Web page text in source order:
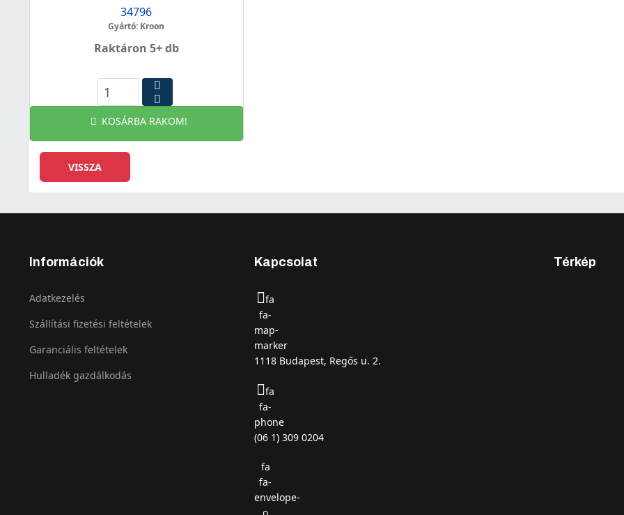
34796
Gyártó: Kroon
Raktáron 5+ db
KOSÁRBA RAKOM!
Információk
Adatkezelés
Szállítási fizetési feltételek
Garanciális feltételek
Hulladék gazdálkodás
Kapcsolat
fa
fa-
map-
marker
1118 Budapest, Regős u. 2.
fa
fa-
phone
(06 1) 309 0204
fa
fa-
envelope-
Térkép